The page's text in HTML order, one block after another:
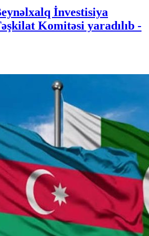
İnvestisiya
Komitəsi yaradılıb -